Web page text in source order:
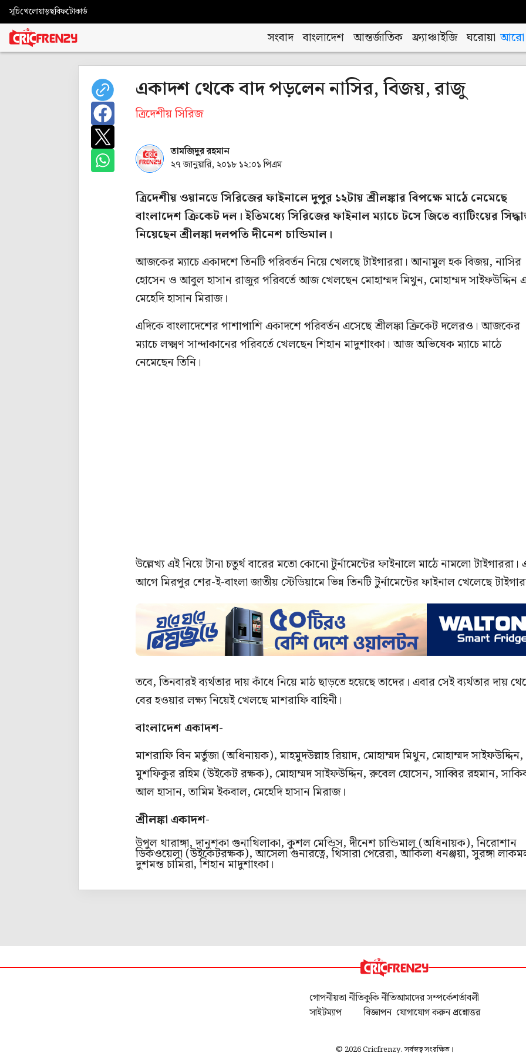
সূচিখেলোয়াড়ছবিফটোকার্ড
সংবাদ বাংলাদেশ আন্তর্জাতিক ফ্র্যাঞ্চাইজি ঘরোয়া আরো
একাদশ থেকে বাদ পড়লেন নাসির, বিজয়, রাজু
ত্রিদেশীয় সিরিজ
তামজিদুর রহমান
২৭ জানুয়ারি, ২০১৮ ১২:০১ পিএম
ত্রিদেশীয় ওয়ানডে সিরিজের ফাইনালে দুপুর ১২টায় শ্রীলঙ্কার বিপক্ষে মাঠে নেমেছে
বাংলাদেশ ক্রিকেট দল। ইতিমধ্যে সিরিজের ফাইনাল ম্যাচে টসে জিতে ব্যাটিংয়ের
নিয়েছেনশ্রীলঙ্কা দলপতি দীনেশ চান্ডিমাল।
আজকের ম্যাচে একাদশে তিনটি পরিবর্তন নিয়ে খেলছে টাইগাররা। আনামুল হক বিজয়, নাসির
হোসেন ও আবুল হাসান রাজুর পরিবর্তে আজ খেলছেন মোহাম্মদ মিথুন, মোহাম্মদ সাইফউদ্দিন
মেহেদি হাসান মিরাজ।
এদিকে বাংলাদেশের পাশাপাশি একাদশে পরিবর্তন এসেছে শ্রীলঙ্কা ক্রিকেট দলেরও। আজকের
ম্যাচে লক্ষ্মণ সান্দাকানের পরিবর্তে খেলছেন শিহান মাদুশাংকা। আজ অভিষেক ম্যাচে মাঠে
নেমেছেন তিনি।
উল্লেখ্য এই নিয়ে টানা চতুর্থ বারের মতো কোনো টুর্নামেন্টের ফাইনালে মাঠে নামলো টাইগাররা।
আগে মিরপুর শের-ই-বাংলা জাতীয় স্টেডিয়ামে ভিন্ন তিনটি টুর্নামেন্টের ফাইনাল খেলেছে
তবে, তিনবারই ব্যর্থতার দায় কাঁধে নিয়ে মাঠ ছাড়তে হয়েছে তাদের। এবার সেই ব্যর্থতার দায়
বের হওয়ার লক্ষ্য নিয়েই খেলছে মাশরাফি বাহিনী।
বাংলাদেশ একাদশ-
মাশরাফি বিন মর্তুজা (অধিনায়ক), মাহমুদউল্লাহ রিয়াদ, মোহাম্মদ মিথুন, মোহাম্মদ সাইফউদ্দিন,
মুশফিকুর রহিম (উইকেট রক্ষক), মোহাম্মদ সাইফউদ্দিন, রুবেল হোসেন, সাব্বির রহমান,
আল হাসান, তামিম ইকবাল, মেহেদি হাসান মিরাজ।
শ্রীলঙ্কা একাদশ-
উপুল থারাঙ্গা, দানুশকা গুনাথিলাকা, কুশল মেন্ডিস, দীনেশ চান্ডিমাল (অধিনায়ক), নিরোশান
ডিকওয়েলা (উইকেটরক্ষক), আসেলা গুনারত্নে, থিসারা পেরেরা, আকিলা ধনঞ্জয়া, সুরঙ্গা
দুশমন্ত চামিরা, শিহান মাদুশাংকা।
গোপনীয়তা নীতি
সাইটম্যাপ
কুকি নীতি
বিজ্ঞাপন
আমাদের সম্পর্কে
যোগাযোগ করুন
শর্তাবলী
প্রশ্নোত্তর
© 2026 Cricfrenzy. সর্বস্বত্ব সংরক্ষিত।